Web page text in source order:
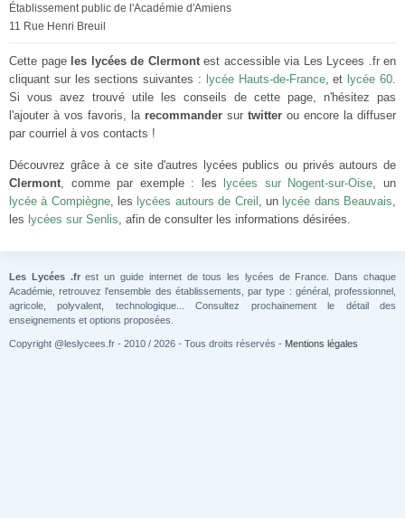
Établissement public de l'Académie d'Amiens
11 Rue Henri Breuil
Cette page les lycées de Clermontest accessible via Les Lycees .fr en
cliquant sur les sections suivantes : lycée Hauts-de-France, et lycée 60.
Si vous avez trouvé utile les conseils de cette page, n'hésitez pas
l'ajouter à vos favoris, la recommander sur twitter ou encore la diffuser
par courriel à vos contacts !
Découvrez grâce à ce site d'autres lycées publics ou privés autours de
Clermont, comme par exemple : les lycées sur Nogent-sur-Oise, un
lycée à Compiègne, les lycées autours de Creil , un lycée dans Beauvais,
les lycées sur Senlis, afin de consulter les informations désirées.
Les Lycées .frest un guide internet de tous les lycées de France. Dans chaque
Académie, retrouvez l'ensemble des établissements, par type : général, professionnel,
agricole, polyvalent, technologique... Consultez prochainement le détail des
enseignements et options proposées.
Copyright @leslycees.fr - 2010 / 2026 - Tous droits réservés - Mentions légales